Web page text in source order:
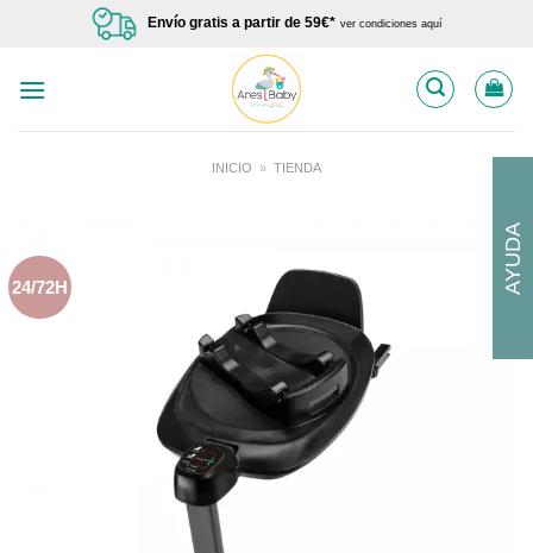
Envío gratis a partir de 59€* ver condiciones aquí
INICIO » TIENDA
24/72H AYUDA